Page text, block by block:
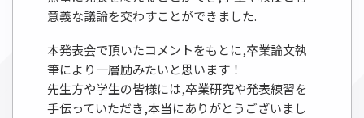
意義な議論を交わすことができました.
本発表会で頂いたコメントをもとに,卒業論文執
筆により一層励みたいと思います！
先生方や学生の皆様には,卒業研究や発表練習を
手伝っていただき,本当にありがとうございまし